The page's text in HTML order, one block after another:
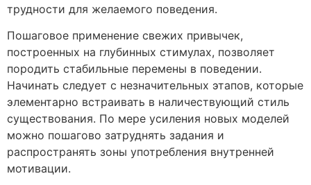
трудности для желаемого поведения.
Пошаговое применение свежих привычек,
построенных на глубинных стимулах, позволяет
породить стабильные перемены в поведении.
Начинать следует с незначительных этапов, которые
элементарно встраивать в наличествующий стиль
существования. По мере усиления новых моделей
можно пошагово затруднять задания и
распространять зоны употребления внутренней
мотивации.